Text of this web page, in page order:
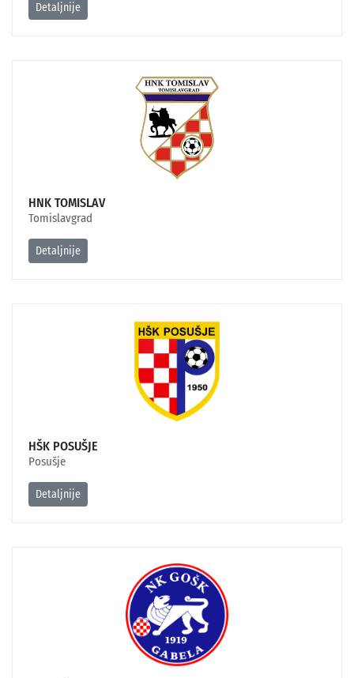
Detaljnije
HNK TOMISLAV
Tomislavgrad
Detaljnije
HŠK POSUŠJE
Posušje
Detaljnije